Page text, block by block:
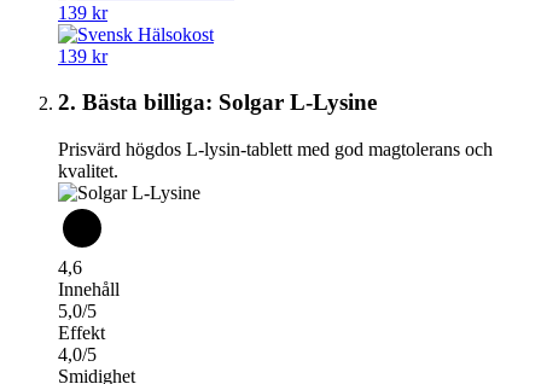
139 kr
139 kr
2. Bästa billiga: Solgar L-Lysine
Prisvärd högdos L-lysin-tablett med god magtolerans och
kvalitet.
4,6
Innehåll
5,0/5
Effekt
4,0/5
Smidighet